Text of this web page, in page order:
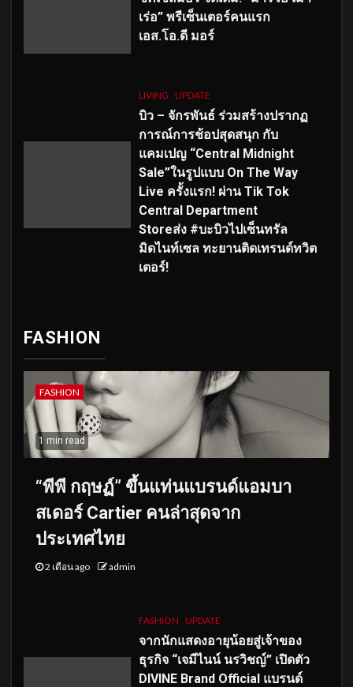
เร่อ” พรีเซ็นเตอร์คนแรก
เอส.โอ.ดี มอร์
LIVING UPDATE
บิว – จักรพันธ์ ร่วมสร้างปรากฏ
การณ์การช้อปสุดสนุก กับ
แคมเปญ “Central Midnight
Sale”ในรูปแบบ On The Way
Live ครั้งแรก! ผ่าน Tik Tok
Central Department
Storeส่ง #บะบิวไปเซ็นทรัล
มิดไนท์เซล ทะยานติดเทรนด์ทวิต
เตอร์!
FASHION
FASHION
1 min read
“พีพี กฤษฏ์” ขึ้นแท่นแบรนด์แอมบา
สเดอร์ Cartier คนล่าสุดจาก
ประเทศไทย
2 เดือน ago admin
FASHION UPDATE
จากนักแสดงอายุน้อยสู่เจ้าของ
ธุรกิจ “เจมีไนน์ นรวิชญ์” เปิดตัว
DIVINE Brand Official แบรนด์